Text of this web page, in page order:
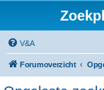
V&A
Forumoverzicht